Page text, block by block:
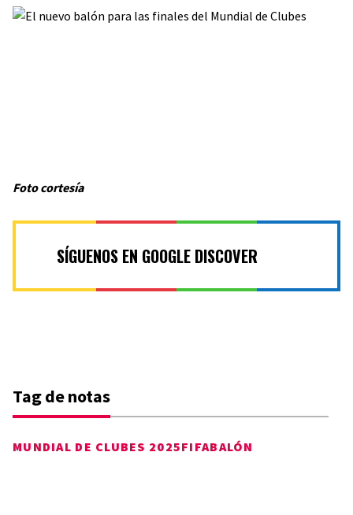
Foto cortesía
SÍGUENOS EN GOOGLE DISCOVER
Tag de notas
MUNDIAL DE CLUBES 2025FIFABALÓN